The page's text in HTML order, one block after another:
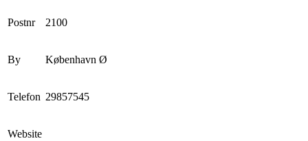
Postnr 2100
By København Ø
Telefon 29857545
Website